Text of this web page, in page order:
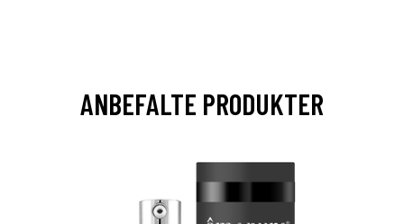
ANBEFALTE PRODUKTER